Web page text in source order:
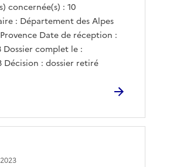
concernée(s) : 10
: Département des Alpes
Date de réception :
Dossier complet le :
Décision : dossier retiré